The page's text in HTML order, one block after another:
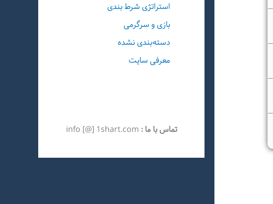
استراتژی شرط بندی
بازی و سرگرمی
دسته‌بندی نشده
معرفی سایت
تماس با ما : info [@] 1shart.com